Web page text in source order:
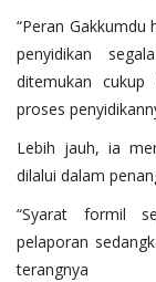
“Peran
penyidikan
ditemukan
proses
Lebih jauh, ia
dilalui dalam
“Syarat formil
pelaporan
terangnya